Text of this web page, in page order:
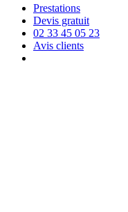
Menu
Prestations
Devis gratuit
02 33 45 05 23
Avis clients